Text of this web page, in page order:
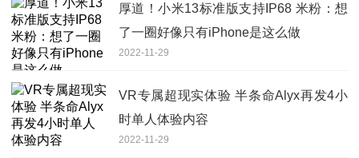
厚道！小米13标准版支持IP68 米粉：想
了一圈好像只有iPhone是这么做
2022-11-29
VR专属超现实体验 半条命Alyx再发4小
时单人体验内容
2022-11-29